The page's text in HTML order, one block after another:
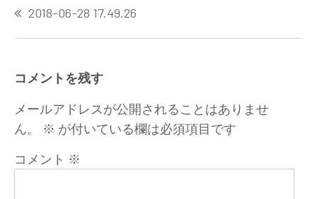
稿
ー
シ
ョ
2018-06-28 17.49.26
コメントを残す
メールアドレスが公開されることはありませ
ん。
※ が付いている欄は必須項目です
コメント ※